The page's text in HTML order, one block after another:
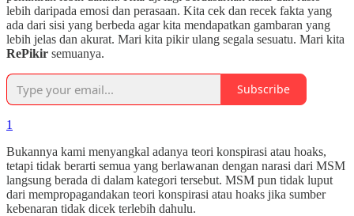
lebih daripada emosi dan perasaan. Kita cek dan recek fakta yang
ada dari sisi yang berbeda agar kita mendapatkan gambaran yang
lebih jelas dan akurat. Mari kita pikir ulang segala sesuatu. Mari kita
RePikir semuanya.
Subscribe
1
Bukannya kami menyangkal adanya teori konspirasi atau hoaks,
tetapi tidak berarti semua yang berlawanan dengan narasi dari MSM
langsung berada di dalam kategori tersebut. MSM pun tidak luput
dari mempropagandakan teori konspirasi atau hoaks jika sumber
kebenaran tidak dicek terlebih dahulu.